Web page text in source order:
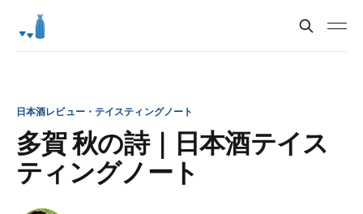
日本酒レビュー・テイスティングノート
多賀 秋の詩｜日本酒テイス
ティングノート